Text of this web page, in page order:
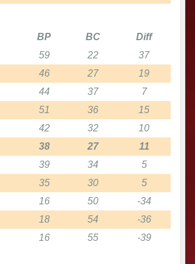
BP BC
Diff
59 22
37
46 27
19
44 37
7
51 36
15
42 32
10
38 27
11
39 34
5
35 30
5
16 50
-34
18 54
-36
16 55 -39